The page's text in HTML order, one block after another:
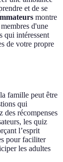
et de se
montre
d'une
qui intéressent
de votre propre
famille peut être
qui
des récompenses
les quiz
l’esprit
pour faciliter
les adultes